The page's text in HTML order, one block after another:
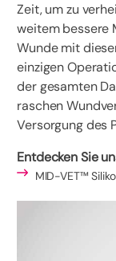
Zeit, um zu
weitem bessere
Wunde mit
einzigen
der gesamten
raschen
Versorgung des
Entdecken Sie
MID-VET™